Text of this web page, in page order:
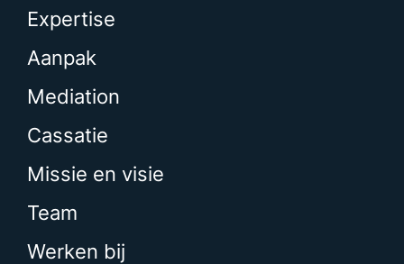
Expertise
Aanpak
Mediation
Cassatie
Missie en visie
Team
Werken bij